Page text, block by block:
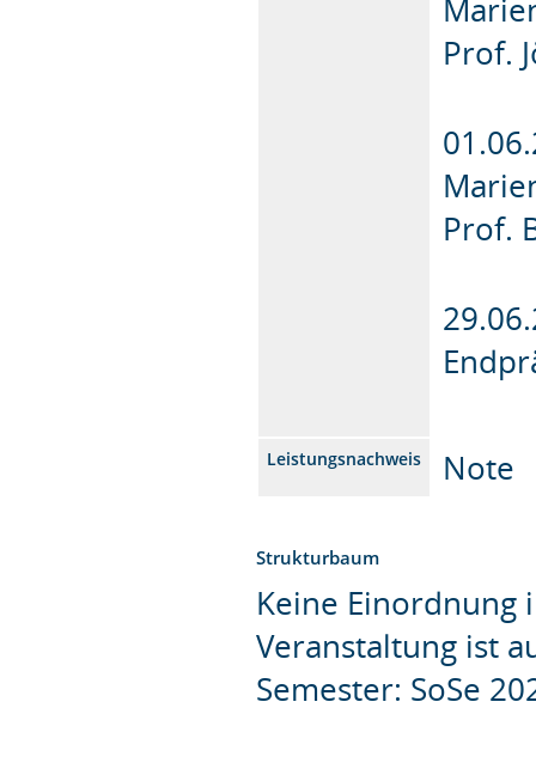
Prof.
Prof.
Leistungsnachweis Note
Strukturbaum
Keine Einordnung
Veranstaltung ist
Semester: SoSe